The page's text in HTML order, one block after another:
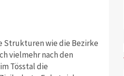
Strukturen wie die Bezirke
vielmehr nach den
Tösstal die